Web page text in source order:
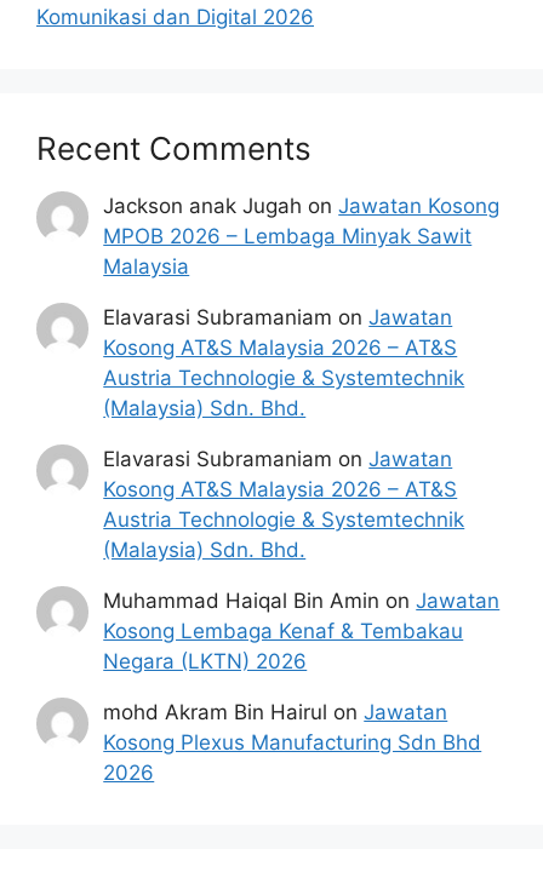
Calon hendaklah warganegara Malaysia
pelantikan yang telah ditetapkan bagi
Putrajaya yang hendak dipohon, Sila
baca pada lampiran yang kami telah
sediakan seperti berikut.
Cara Membuat Permohonan
Perbadanan Putrajaya
Perbadanan Putrajaya diatas hendaklah
dibuat secara online melalui portal PPj di
https://www.ppj.gov.my/atau pautan
Senarai Jawatan Perbadanan Putrajaya
Untuk pemohon kali pertama, anda perlu
mendaftar akaun baru terlebih dahulu.
Calon dikehendaki memuat naik resume
yang lengkap (kelayakan akademik,
pengalaman kerja, gaji semasa dan gaji
yang dipohon, gambar berukuran
Komunikasi dan Digital 2026
Recent Comments
Jackson anak Jugah onJawatan Kosong
MPOB 2026 – Lembaga Minyak Sawit
Malaysia
Elavarasi Subramaniam onJawatan
Kosong AT&S Malaysia 2026 – AT&S
Austria Technologie & Systemtechnik
(Malaysia) Sdn. Bhd.
Elavarasi Subramaniam onJawatan
Kosong AT&S Malaysia 2026 – AT&S
Austria Technologie & Systemtechnik
(Malaysia) Sdn. Bhd.
Muhammad Haiqal Bin Amin onJawatan
Kosong Lembaga Kenaf & Tembakau
Negara (LKTN) 2026
mohd Akram Bin Hairul onJawatan
Kosong Plexus Manufacturing Sdn Bhd
2026